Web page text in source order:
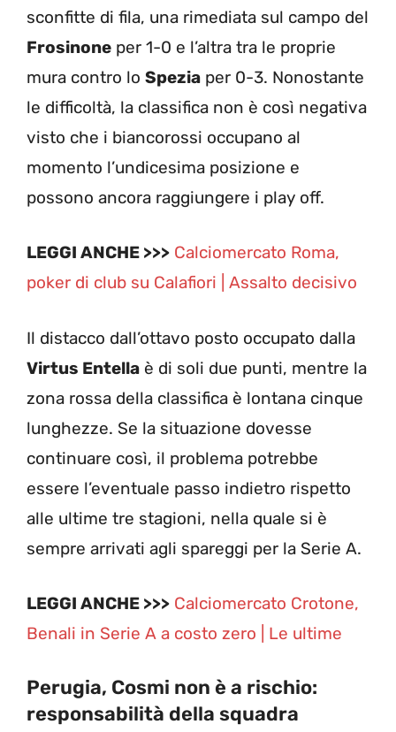
sconfitte di fila, una rimediata sul campo del
Frosinone per 1-0 e l’altra tra le proprie
mura contro lo Spezia per 0-3. Nonostante
le difficoltà, la classifica non è così negativa
visto che i biancorossi occupano al
momento l’undicesima posizione e
possono ancora raggiungere i play off.
LEGGI ANCHE >>> Calciomercato Roma,
poker di club su Calafiori | Assalto decisivo
Il distacco dall’ottavo posto occupato dalla
Virtus Entella è di soli due punti, mentre la
zona rossa della classifica è lontana cinque
lunghezze. Se la situazione dovesse
continuare così, il problema potrebbe
essere l’eventuale passo indietro rispetto
alle ultime tre stagioni, nella quale si è
sempre arrivati agli spareggi per la Serie A.
LEGGI ANCHE >>> Calciomercato Crotone,
Benali in Serie A a costo zero | Le ultime
Perugia, Cosmi non è a rischio:
responsabilità della squadra